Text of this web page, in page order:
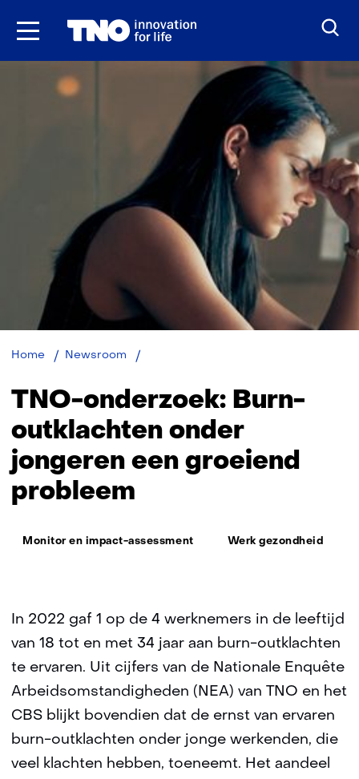
Ga
Home Newsroom
outklachten
jongeren
een
groeiend
TNO-onderzoek: Burn-
outklachten onder
jongeren een groeiend
probleem
Thema:
Monitor en impact-assessment Werk gezondheid
In 2022 gaf 1 op de 4 werknemers in de leeftijd
van 18 tot en met 34 jaar aan burn-outklachten
te ervaren. Uit cijfers van de Nationale Enquête
Arbeidsomstandigheden (NEA) van TNO en het
CBS blijkt bovendien dat de ernst van ervaren
burn-outklachten onder jonge werkenden, die
veel klachten hebben, toeneemt. Het aandeel